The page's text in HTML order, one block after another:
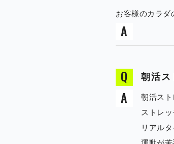
お客様のカラダ
朝活ス
朝活スト
ストレ
リアル